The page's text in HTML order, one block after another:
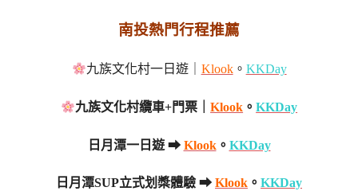
南投熱門行程推薦
九族文化村一日遊｜ Klook。 KKDay
九族文化村纜車+門票｜Klook 。KKDay
日月潭一日遊 ➡ Klook。 KKDay
日月潭SUP立式划槳體驗 ➡ Klook 。 KKDay